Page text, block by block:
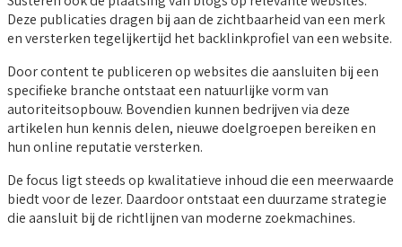
Deze publicaties dragen bij aan de zichtbaarheid van een merk
en versterken tegelijkertijd het backlinkprofiel van een website.
Door content te publiceren op websites die aansluiten bij een
specifieke branche ontstaat een natuurlijke vorm van
autoriteitsopbouw. Bovendien kunnen bedrijven via deze
artikelen hun kennis delen, nieuwe doelgroepen bereiken en
hun online reputatie versterken.
De focus ligt steeds op kwalitatieve inhoud die een meerwaarde
biedt voor de lezer. Daardoor ontstaat een duurzame strategie
die aansluit bij de richtlijnen van moderne zoekmachines.